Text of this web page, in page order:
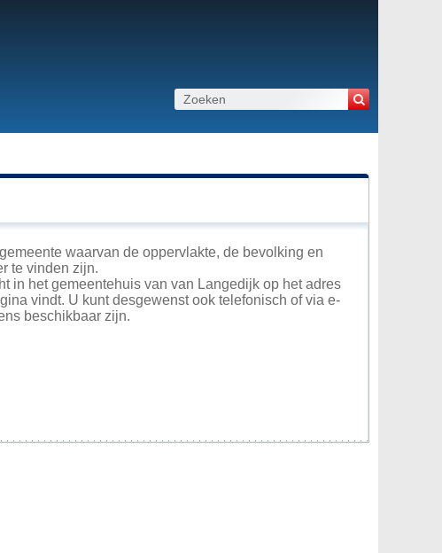
waarvan de oppervlakte, de bevolking en
te vinden zijn.
in het gemeentehuis van van Langedijk op het adres
vindt. U kunt desgewenst ook telefonisch of via e-
beschikbaar zijn.